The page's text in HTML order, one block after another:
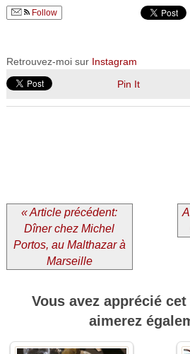
Follow
Retrouvez-moi sur Instagram
Pin It
« Article précédent:
Dîner chez Michel
Portos, au Malthazar à
Marseille
Vous avez apprécié
aimerez